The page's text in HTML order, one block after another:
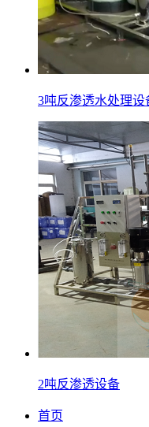
3吨反渗透水处理设
2吨反渗透设备
首页